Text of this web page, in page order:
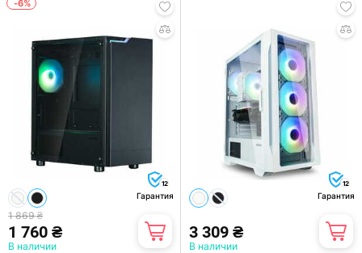
-6%
12
Гарантия
1 869 ₴
1 760 ₴
В наличии
12
Гарантия
3 309 ₴
В наличии